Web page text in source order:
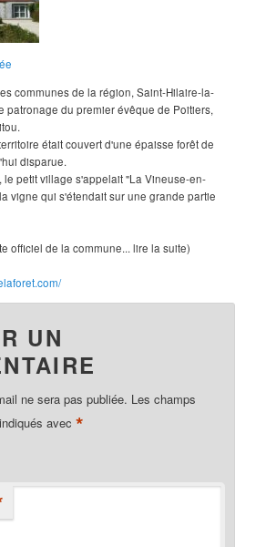
communes de la région, Saint-Hilaire-la-
patronage du premier évêque de Poitiers,
était couvert d'une épaisse forêt de
disparue.
le petit village s'appelait "La Vineuse-en-
vigne qui s'étendait sur une grande partie
officiel de la commune... lire la suite)
UN
ne sera pas publiée. Les champs
avec*